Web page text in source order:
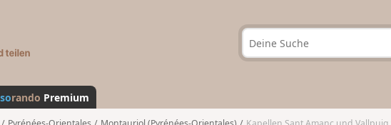
a
n
rando Premium